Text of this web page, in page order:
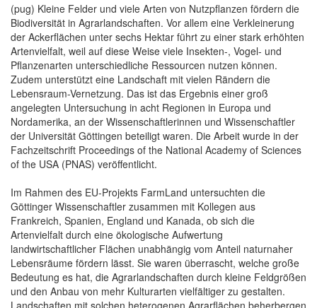
(pug) Kleine Felder und viele Arten von Nutzpflanzen fördern die
Biodiversität in Agrarlandschaften. Vor allem eine Verkleinerung
der Ackerflächen unter sechs Hektar führt zu einer stark erhöhten
Artenvielfalt, weil auf diese Weise viele Insekten-, Vogel- und
Pflanzenarten unterschiedliche Ressourcen nutzen können.
Zudem unterstützt eine Landschaft mit vielen Rändern die
Lebensraum-Vernetzung. Das ist das Ergebnis einer groß
angelegten Untersuchung in acht Regionen in Europa und
Nordamerika, an der Wissenschaftlerinnen und Wissenschaftler
der Universität Göttingen beteiligt waren. Die Arbeit wurde in der
Fachzeitschrift Proceedings of the National Academy of Sciences
of the USA (PNAS) veröffentlicht.
Im Rahmen des EU-Projekts FarmLand untersuchten die
Göttinger Wissenschaftler zusammen mit Kollegen aus
Frankreich, Spanien, England und Kanada, ob sich die
Artenvielfalt durch eine ökologische Aufwertung
landwirtschaftlicher Flächen unabhängig vom Anteil naturnaher
Lebensräume fördern lässt. Sie waren überrascht, welche große
Bedeutung es hat, die Agrarlandschaften durch kleine Feldgrößen
und den Anbau von mehr Kulturarten vielfältiger zu gestalten.
Landschaften mit solchen heterogenen Agrarflächen beherbergen